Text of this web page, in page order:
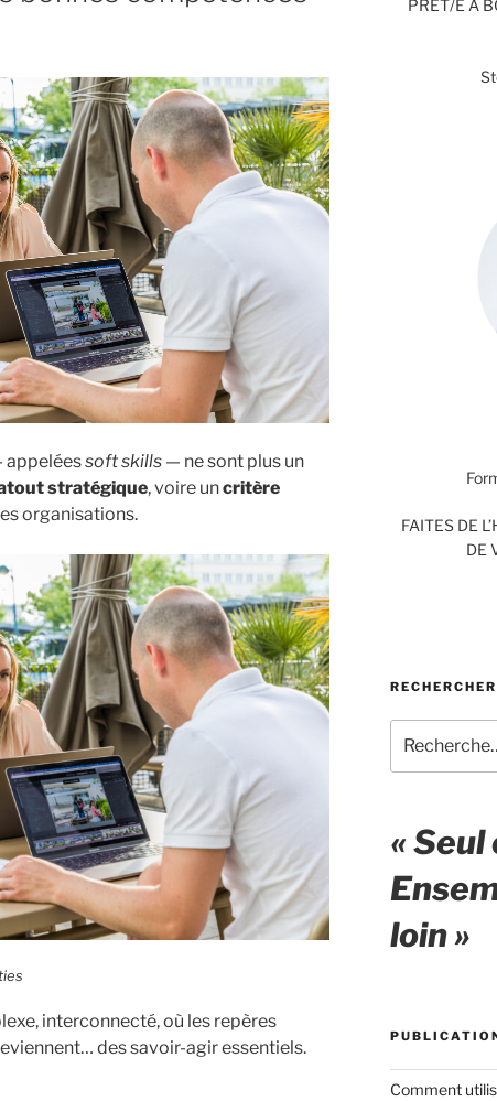
appeléessoft skills — ne sont plus un
stratégique, voire uncritère
organisations.
interconnecté, où les repères
des savoir-agir essentiels.
PRÊT/E À
FAITES DE
DE
RECHERCHER
pour
:
« Seul
loin »
Comment